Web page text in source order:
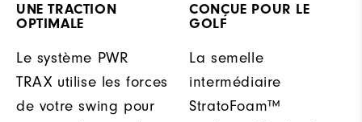
UNE TRACTION
OPTIMALE
Le système PWR
TRAX utilise les forces
de votre swing pour
CONÇUE POUR LE
GOLF
La semelle
intermédiaire
StratoFoam™